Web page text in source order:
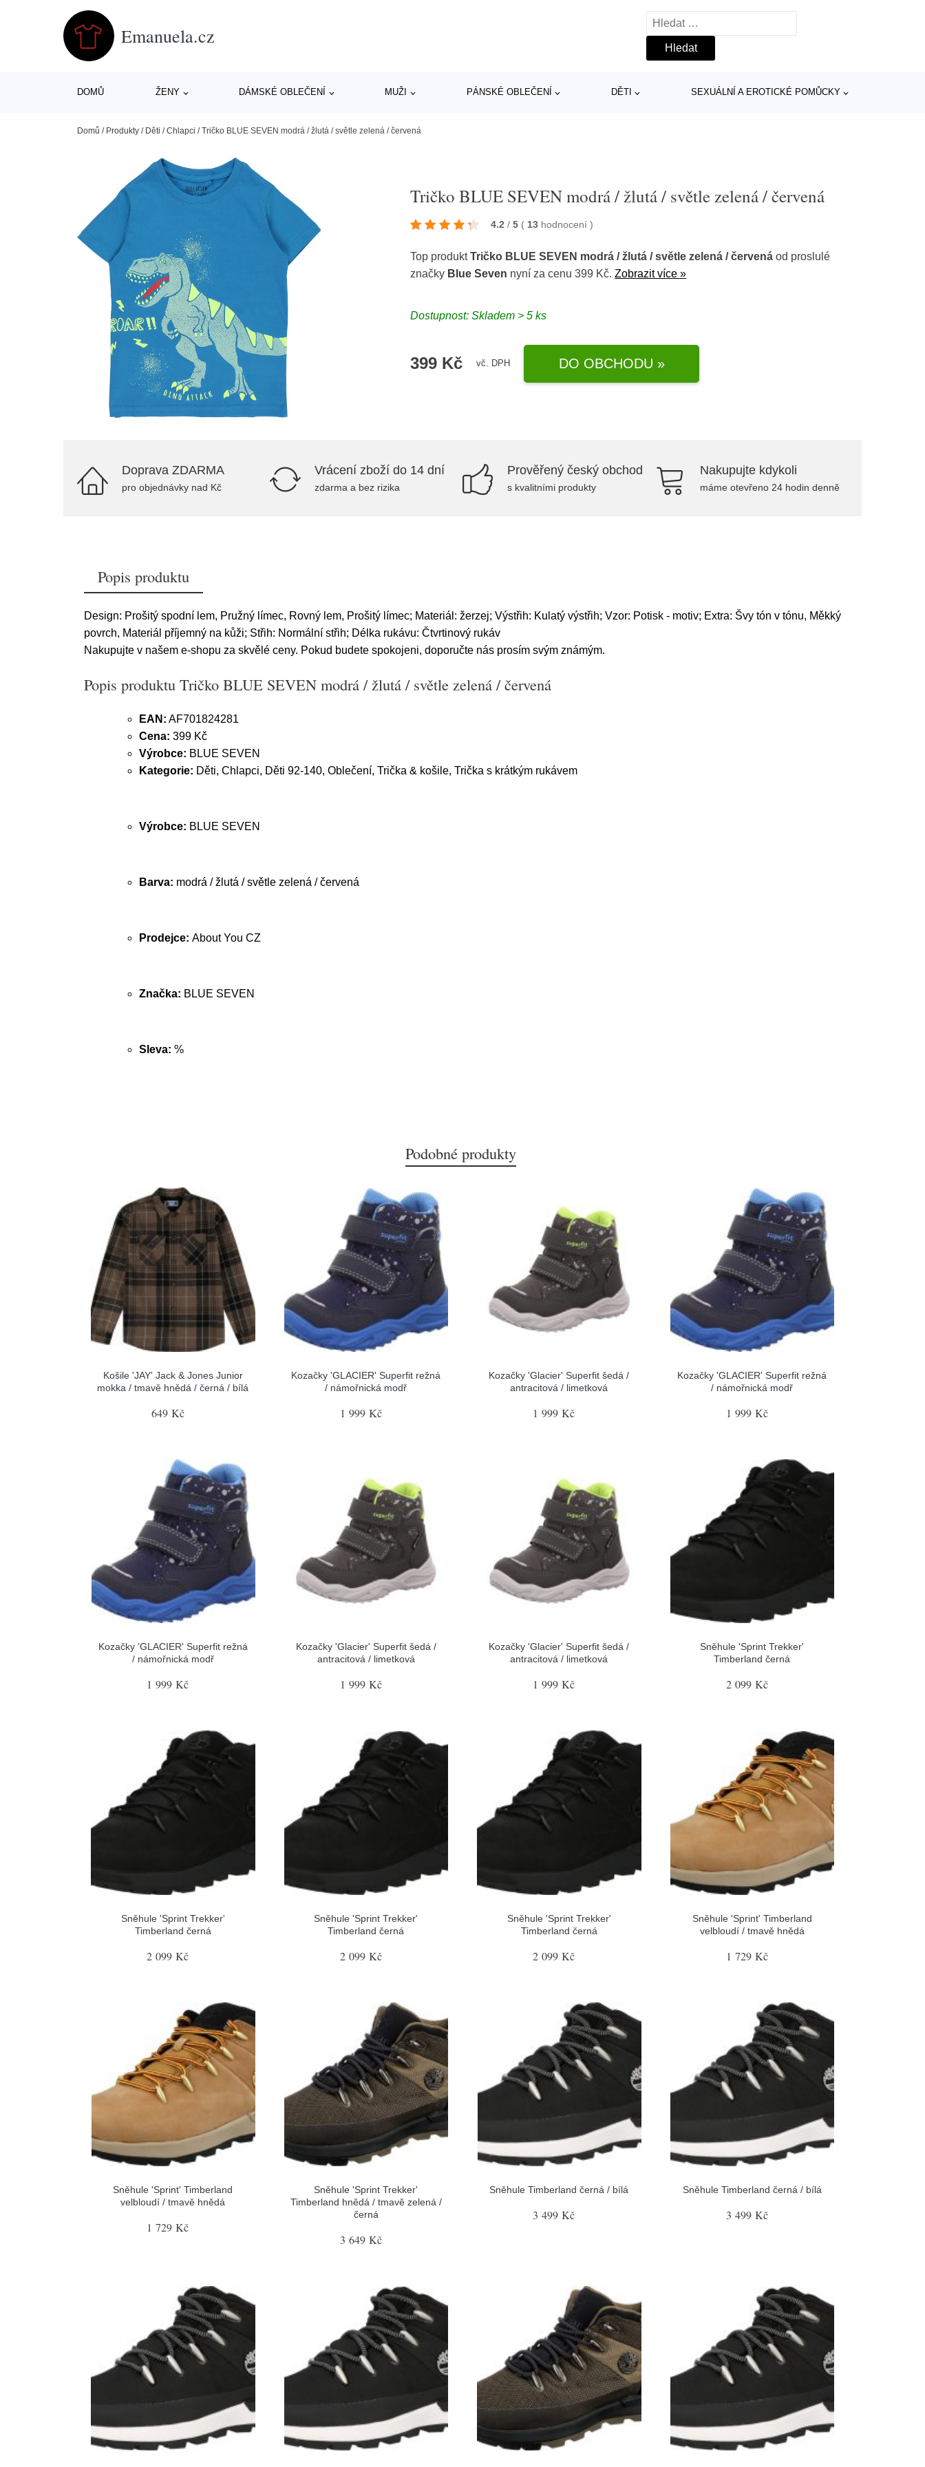
Emanuela.cz
Vyhledávání
DOMŮ ŽENY DÁMSKÉ OBLEČENÍ MUŽI PÁNSKÉ OBLEČENÍ DĚTI SEXUÁLNÍ A EROTICKÉ POMŮCKY
Domů / Produkty / Děti /Chlapci /Tričko BLUE SEVEN modrá / žlutá / světle zelená / červená
Tričko BLUE SEVEN modrá / žlutá / světle zelená / červená
4.2 / 5 ( 13 hodnocení)
Top produktTričko BLUE SEVEN modrá / žlutá / světle zelená / červená od proslulé
značky Blue Seven nyní za cenu 399 Kč.Zobrazit více »
Dostupnost: Skladem > 5 ks
399 Kč vč. DPH DO OBCHODU »
Doprava ZDARMA
pro objednávky nad Kč
Vrácení zboží do 14 dní
zdarma a bez rizika
Prověřený český obchod
s kvalitními produkty
Nakupujte kdykoli
máme otevřeno 24 hodin denně
Popis produktu
Design: Prošitý spodní lem, Pružný límec, Rovný lem, Prošitý límec; Materiál: žerzej; Výstřih: Kulatý výstřih; Vzor: Potisk - motiv; Extra: Švy tón v tónu, Měkký
povrch, Materiál příjemný na kůži; Střih: Normální střih; Délka rukávu: Čtvrtinový rukáv
Nakupujte v našem e-shopu za skvělé ceny. Pokud budete spokojeni, doporučte nás prosím svým známým.
Popis produktu Tričko BLUE SEVEN modrá / žlutá / světle zelená / červená
EAN: AF701824281
Cena: 399 Kč
Výrobce: BLUE SEVEN
Kategorie: Děti, Chlapci, Děti 92-140, Oblečení, Trička & košile, Trička s krátkým rukávem
Výrobce: BLUE SEVEN
Barva: modrá / žlutá / světle zelená / červená
Prodejce: About You CZ
Značka: BLUE SEVEN
Sleva: %
Podobné produkty
Košile 'JAY' Jack & Jones Junior
mokka / tmavě hnědá / černá / bílá
649 Kč
Kozačky 'GLACIER' Superfit režná
/ námořnická modř
1 999 Kč
Kozačky 'Glacier' Superfit šedá /
antracitová / limetková
1 999 Kč
Kozačky 'GLACIER' Superfit režná
/ námořnická modř
1 999 Kč
Kozačky 'GLACIER' Superfit režná
/ námořnická modř
1 999 Kč
Kozačky 'Glacier' Superfit šedá /
antracitová / limetková
1 999 Kč
Kozačky 'Glacier' Superfit šedá /
antracitová / limetková
1 999 Kč
Sněhule 'Sprint Trekker'
Timberland černá
2 099 Kč
Sněhule 'Sprint Trekker'
Timberland černá
2 099 Kč
Sněhule 'Sprint Trekker'
Timberland černá
2 099 Kč
Sněhule 'Sprint Trekker'
Timberland černá
2 099 Kč
Sněhule 'Sprint' Timberland
velbloudí / tmavě hnědá
1 729 Kč
Sněhule 'Sprint' Timberland
velbloudí / tmavě hnědá
1 729 Kč
Sněhule 'Sprint Trekker'
Timberland hnědá / tmavě zelená /
černá
3 649 Kč
Sněhule Timberland černá / bílá
3 499 Kč
Sněhule Timberland černá / bílá
3 499 Kč